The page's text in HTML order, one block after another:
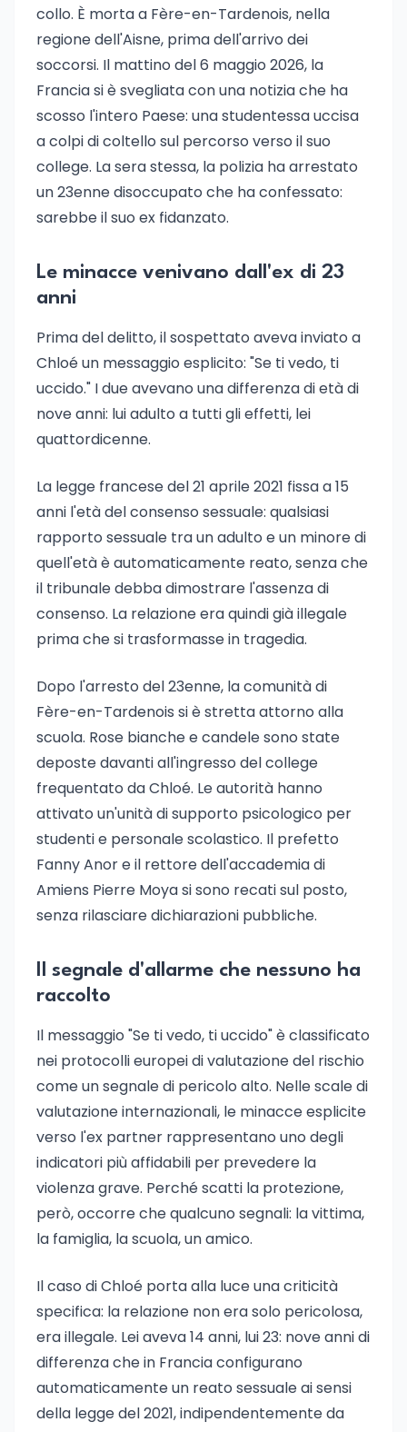
collo. È morta a Fère-en-Tardenois, nella
regione dell'Aisne, prima dell'arrivo dei
soccorsi. Il mattino del 6 maggio 2026, la
Francia si è svegliata con una notizia che ha
scosso l'intero Paese: una studentessa uccisa
a colpi di coltello sul percorso verso il suo
college. La sera stessa, la polizia ha arrestato
un 23enne disoccupato che ha confessato:
sarebbe il suo ex fidanzato.
Le minacce venivano dall'ex di 23
anni
Prima del delitto, il sospettato aveva inviato a
Chloé un messaggio esplicito: "Se ti vedo, ti
uccido." I due avevano una differenza di età di
nove anni: lui adulto a tutti gli effetti, lei
quattordicenne.
La legge francese del 21 aprile 2021 fissa a 15
anni l'età del consenso sessuale: qualsiasi
rapporto sessuale tra un adulto e un minore di
quell'età è automaticamente reato, senza che
il tribunale debba dimostrare l'assenza di
consenso. La relazione era quindi già illegale
prima che si trasformasse in tragedia.
Dopo l'arresto del 23enne, la comunità di
Fère-en-Tardenois si è stretta attorno alla
scuola. Rose bianche e candele sono state
deposte davanti all'ingresso del college
frequentato da Chloé. Le autorità hanno
attivato un'unità di supporto psicologico per
studenti e personale scolastico. Il prefetto
Fanny Anor e il rettore dell'accademia di
Amiens Pierre Moya si sono recati sul posto,
senza rilasciare dichiarazioni pubbliche.
Il segnale d'allarme che nessuno ha
raccolto
Il messaggio "Se ti vedo, ti uccido" è classificato
nei protocolli europei di valutazione del rischio
come un segnale di pericolo alto. Nelle scale di
valutazione internazionali, le minacce esplicite
verso l'ex partner rappresentano uno degli
indicatori più affidabili per prevedere la
violenza grave. Perché scatti la protezione,
però, occorre che qualcuno segnali: la vittima,
la famiglia, la scuola, un amico.
Il caso di Chloé porta alla luce una criticità
specifica: la relazione non era solo pericolosa,
era illegale. Lei aveva 14 anni, lui 23: nove anni di
differenza che in Francia configurano
automaticamente un reato sessuale ai sensi
della legge del 2021, indipendentemente da